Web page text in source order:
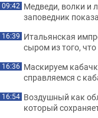
09:42 Медведи, волки и
заповедник
16:39 Итальянская
сыром из того,
16:36 Маскируем
справляемся с
16:54 Воздушный как
который